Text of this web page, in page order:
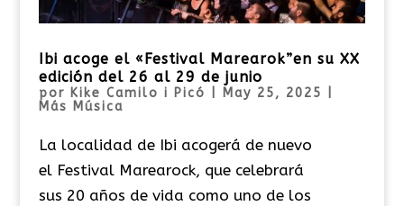
Ibi acoge el «Festival Marearok”en su XX
edición del 26 al 29 de junio
por Kike Camilo i Picó May 25, 2025
Más Música
La localidad de Ibi acogerá de nuevo
el Festival Marearock, que celebrará
sus 20 años de vida como uno de los